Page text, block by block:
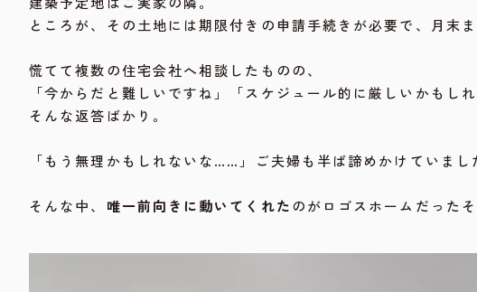
ところが、その土地には期限付きの申請手続きが必要で、月末
慌てて複数の住宅会社へ相談したものの、
「今からだと難しいですね」「スケジュール的に厳しいかもしれ
そんな返答ばかり。
「もう無理かもしれないな……」ご夫婦も半ば諦めかけていまし
そんな中、 唯一前向きに動いてくれたのがロゴスホームだったそ